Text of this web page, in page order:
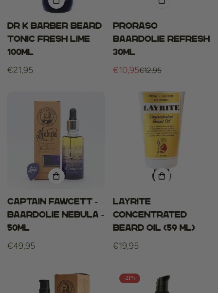
Dr K Barber Beard
Tonic Fresh Lime
100ml
Normale
€21,95
Proraso
baardolie Refresh
30ml
Verkoopprijs
€10,95
Normale€12,95
Captain Fawcett -
Baardolie Nebula -
50ml
Normale
€49,95
Layrite
Concentrated
Beard Oil (59 ml)
Normale
€19,95
-21%